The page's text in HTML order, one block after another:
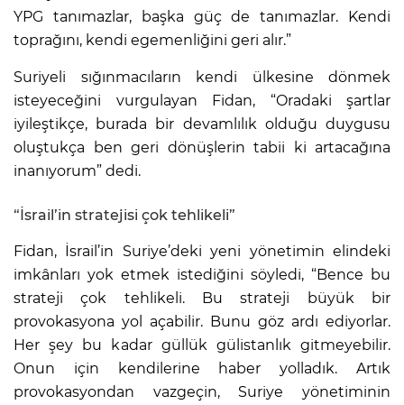
YPG tanımazlar, başka güç de tanımazlar. Kendi
toprağını, kendi egemenliğini geri alır.”
Suriyeli sığınmacıların kendi ülkesine dönmek
isteyeceğini vurgulayan Fidan, “Oradaki şartlar
iyileştikçe, burada bir devamlılık olduğu duygusu
oluştukça ben geri dönüşlerin tabii ki artacağına
inanıyorum” dedi.
“İsrail’in stratejisi çok tehlikeli”
Fidan, İsrail’in Suriye’deki yeni yönetimin elindeki
imkânları yok etmek istediğini söyledi, “Bence bu
strateji çok tehlikeli. Bu strateji büyük bir
provokasyona yol açabilir. Bunu göz ardı ediyorlar.
Her şey bu kadar güllük gülistanlık gitmeyebilir.
Onun için kendilerine haber yolladık. Artık
provokasyondan vazgeçin, Suriye yönetiminin